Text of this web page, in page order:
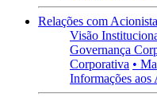
Relações com
Visão
Governança
Corporativa •
Informações aos